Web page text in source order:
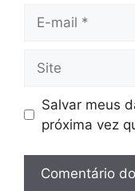
mail
Salvar meus
próxima vez